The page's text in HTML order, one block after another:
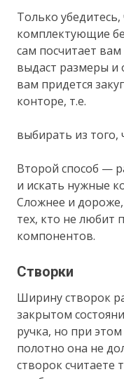
Только
комплектующие
сам посчитает
выдаст размеры и
вам придется
конторе, т.е.
выбирать из того,
Второй способ —
и искать нужные
Сложнее и
тех, кто не любит
компонентов.
Створки
Ширину створок
закрытом
ручка, но при
полотно она не
створок считаете